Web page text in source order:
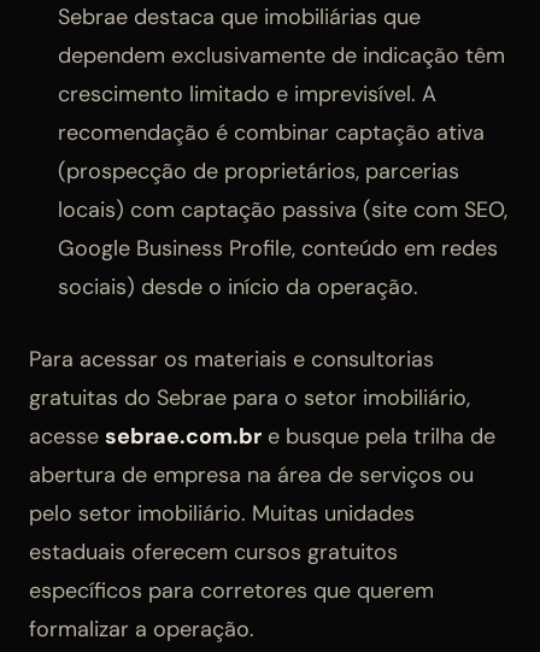
Sebrae destaca que imobiliárias que
dependem exclusivamente de indicação têm
crescimento limitado e imprevisível. A
recomendação é combinar captação ativa
(prospecção de proprietários, parcerias
locais) com captação passiva (site com SEO,
Google Business Profile, conteúdo em redes
sociais) desde o início da operação.
Para acessar os materiais e consultorias
gratuitas do Sebrae para o setor imobiliário,
acesse sebrae.com.br e busque pela trilha de
abertura de empresa na área de serviços ou
pelo setor imobiliário. Muitas unidades
estaduais oferecem cursos gratuitos
específicos para corretores que querem
formalizar a operação.